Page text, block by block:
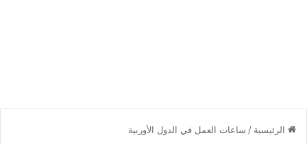
الرئيسية / ساعات العمل في الدول الأوربية